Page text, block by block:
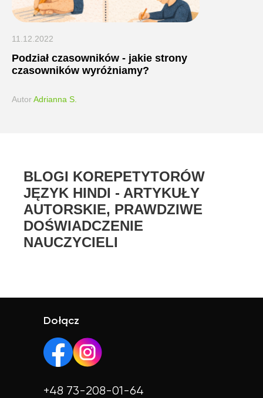
11.12.2022
Podział czasowników - jakie strony
czasowników wyróżniamy?
AutorAdrianna S.
BLOGI KOREPETYTORÓW
JĘZYK HINDI - ARTYKUŁY
AUTORSKIE, PRAWDZIWE
DOŚWIADCZENIE
NAUCZYCIELI
Dołącz
+48 73-208-01-64